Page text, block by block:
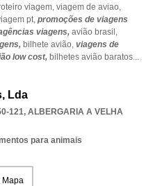
viagem, viagem de aviao,
pt, promoções de viagens
viagens, avião brasil,
bilhete avião, viagens de
low cost, bilhetes avião baratos...
Lda
121, ALBERGARIA A VELHA
para animais
Mapa